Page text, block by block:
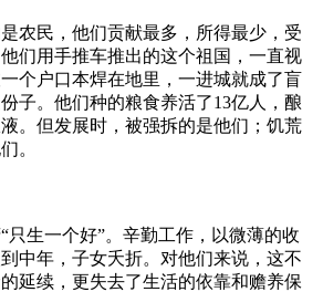
农民，他们贡献最多，所得最少，受
们用手推车推出的这个祖国，一直视
个户口本焊在地里，一进城就成了盲
子。他们种的粮食养活了13亿人，酿
。但发展时，被强拆的是他们；饥荒
。
只生一个好”。辛勤工作，以微薄的收
中年，子女夭折。对他们来说，这不
延续，更失去了生活的依靠和赡养保